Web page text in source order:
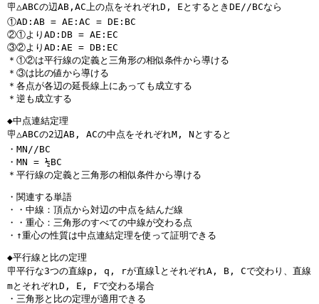
🪧△ABCの辺AB,AC上の点をそれぞれD, EとするときDE//BCなら
①AD:AB = AE:AC = DE:BC
②①よりAD:DB = AE:EC
③②よりAD:AE = DB:EC
＊①②は平行線の定義と三角形の相似条件から導ける
＊③は比の値から導ける
＊各点が各辺の延長線上にあっても成立する
＊逆も成立する
◆中点連結定理
🪧△ABCの2辺AB, ACの中点をそれぞれM, Nとすると
・MN//BC
・MN = ½BC
＊平行線の定義と三角形の相似条件から導ける
・関連する単語
・・中線：頂点から対辺の中点を結んだ線
・・重心：三角形のすべての中線が交わる点
・↑重心の性質は中点連結定理を使って証明できる
◆平行線と比の定理
🪧平行な3つの直線p, q, rが直線lとそれぞれA, B, Cで交わり、直線
mとそれぞれD, E, Fで交わる場合
・三角形と比の定理が適用できる